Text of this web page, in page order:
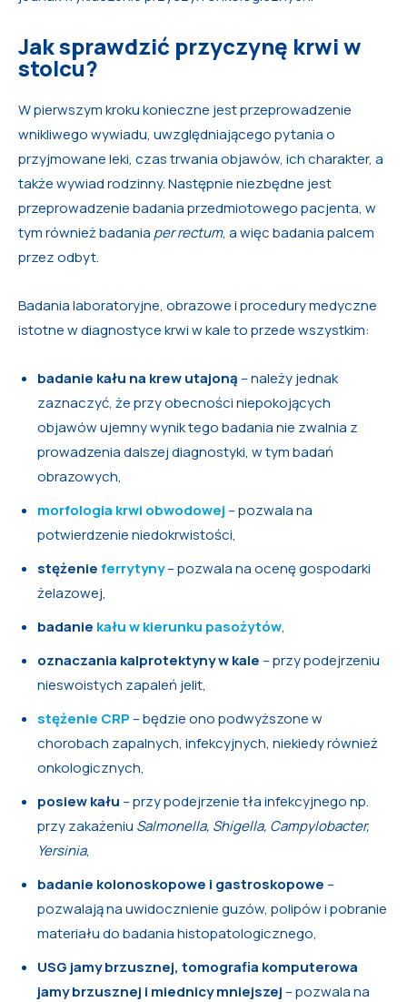
Jak sprawdzić przyczynę krwi w
stolcu?
W pierwszym kroku konieczne jest przeprowadzenie
wnikliwego wywiadu, uwzględniającego pytania o
przyjmowane leki, czas trwania objawów, ich charakter, a
także wywiad rodzinny. Następnie niezbędne jest
przeprowadzenie badania przedmiotowego pacjenta, w
tym również badania per rectum, a więc badania palcem
przez odbyt.
Badania laboratoryjne, obrazowe i procedury medyczne
istotne w diagnostyce krwi w kale to przede wszystkim:
badanie kału na krew utajoną – należy jednak
zaznaczyć, że przy obecności niepokojących
objawów ujemny wynik tego badania nie zwalnia z
prowadzenia dalszej diagnostyki, w tym badań
obrazowych,
morfologia krwi obwodowej – pozwala na
potwierdzenie niedokrwistości,
stężenieferrytyny– pozwala na ocenę gospodarki
żelazowej,
badanie kału w kierunku pasożytów,
oznaczania kalprotektyny w kale – przy podejrzeniu
nieswoistych zapaleń jelit,
stężenie CRP – będzie ono podwyższone w
chorobach zapalnych, infekcyjnych, niekiedy również
onkologicznych,
posiew kału – przy podejrzenie tła infekcyjnego np.
przy zakażeniu Salmonella, Shigella, Campylobacter,
Yersinia,
badanie kolonoskopowe i gastroskopowe –
pozwalają na uwidocznienie guzów, polipów i pobranie
materiału do badania histopatologicznego,
USG jamy brzusznej, tomografia komputerowa
jamy brzusznej i miednicy mniejszej – pozwala na